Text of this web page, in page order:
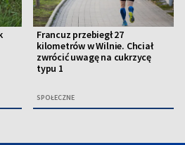
Francuz przebiegł 27
kilometrów w Wilnie. Chciał
zwrócić uwagę na cukrzycę
typu 1
SPOŁECZNE